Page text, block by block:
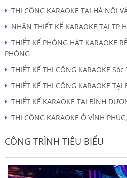
THI CÔNG KARAOKE TẠI HÀ NỘI
NHẬN THIẾT KẾ KARAOKE TẠI TP
THIẾT KẾ PHÒNG HÁT KARAOKE
PHÒNG
THIẾT KẾ THI CÔNG KARAOKE
THIẾT KẾ THI CÔNG KARAOKE TẠI
THIẾT KẾ KARAOKE TẠI BÌNH
THI CÔNG KARAOKE Ở VĨNH
CÔNG TRÌNH TIÊU BIỂU